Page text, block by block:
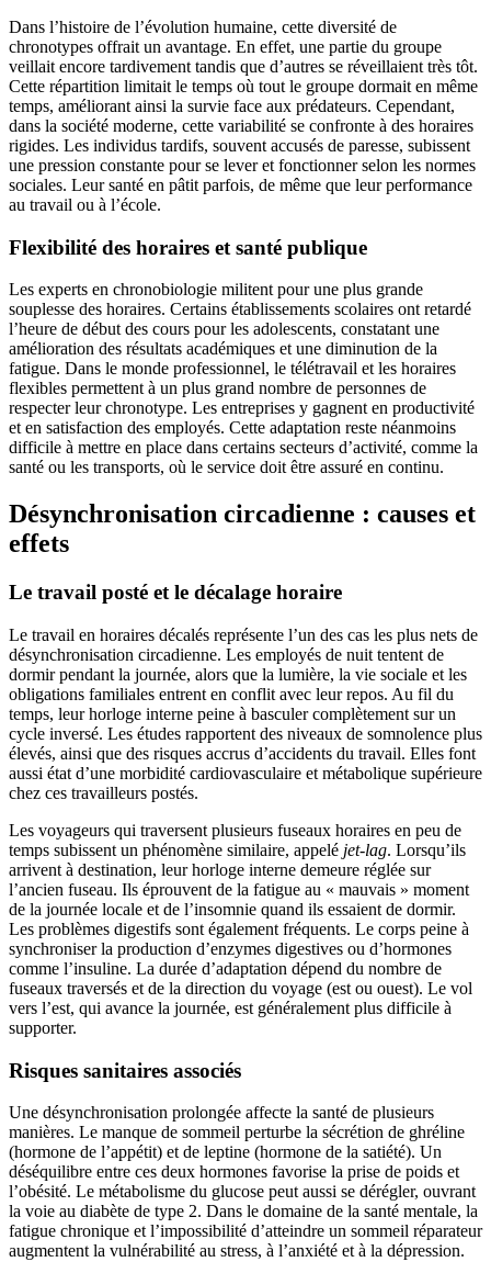
Dans l’histoire de l’évolution humaine, cette diversité de
chronotypes offrait un avantage. En effet, une partie du groupe
veillait encore tardivement tandis que d’autres se réveillaient très tôt.
Cette répartition limitait le temps où tout le groupe dormait en même
temps, améliorant ainsi la survie face aux prédateurs. Cependant,
dans la société moderne, cette variabilité se confronte à des horaires
rigides. Les individus tardifs, souvent accusés de paresse, subissent
une pression constante pour se lever et fonctionner selon les normes
sociales. Leur santé en pâtit parfois, de même que leur performance
au travail ou à l’école.
Flexibilité des horaires et santé publique
Les experts en chronobiologie militent pour une plus grande
souplesse des horaires. Certains établissements scolaires ont retardé
l’heure de début des cours pour les adolescents, constatant une
amélioration des résultats académiques et une diminution de la
fatigue. Dans le monde professionnel, le télétravail et les horaires
flexibles permettent à un plus grand nombre de personnes de
respecter leur chronotype. Les entreprises y gagnent en productivité
et en satisfaction des employés. Cette adaptation reste néanmoins
difficile à mettre en place dans certains secteurs d’activité, comme la
santé ou les transports, où le service doit être assuré en continu.
Désynchronisation circadienne : causes et
effets
Le travail posté et le décalage horaire
Le travail en horaires décalés représente l’un des cas les plus nets de
désynchronisation circadienne. Les employés de nuit tentent de
dormir pendant la journée, alors que la lumière, la vie sociale et les
obligations familiales entrent en conflit avec leur repos. Au fil du
temps, leur horloge interne peine à basculer complètement sur un
cycle inversé. Les études rapportent des niveaux de somnolence plus
élevés, ainsi que des risques accrus d’accidents du travail. Elles font
aussi état d’une morbidité cardiovasculaire et métabolique supérieure
chez ces travailleurs postés.
Les voyageurs qui traversent plusieurs fuseaux horaires en peu de
temps subissent un phénomène similaire, appelé jet-lag. Lorsqu’ils
arrivent à destination, leur horloge interne demeure réglée sur
l’ancien fuseau. Ils éprouvent de la fatigue au « mauvais » moment
de la journée locale et de l’insomnie quand ils essaient de dormir.
Les problèmes digestifs sont également fréquents. Le corps peine à
synchroniser la production d’enzymes digestives ou d’hormones
comme l’insuline. La durée d’adaptation dépend du nombre de
fuseaux traversés et de la direction du voyage (est ou ouest). Le vol
vers l’est, qui avance la journée, est généralement plus difficile à
supporter.
Risques sanitaires associés
Une désynchronisation prolongée affecte la santé de plusieurs
manières. Le manque de sommeil perturbe la sécrétion de ghréline
(hormone de l’appétit) et de leptine (hormone de la satiété). Un
déséquilibre entre ces deux hormones favorise la prise de poids et
l’obésité. Le métabolisme du glucose peut aussi se dérégler, ouvrant
la voie au diabète de type 2. Dans le domaine de la santé mentale, la
fatigue chronique et l’impossibilité d’atteindre un sommeil réparateur
augmentent la vulnérabilité au stress, à l’anxiété et à la dépression.